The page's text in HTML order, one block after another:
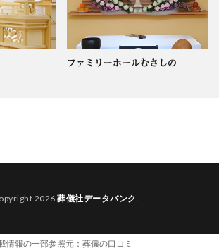
ファミリーホールむさしの
2026葬儀社データバンク.
情報の一部参照元： 葬儀の口コミ